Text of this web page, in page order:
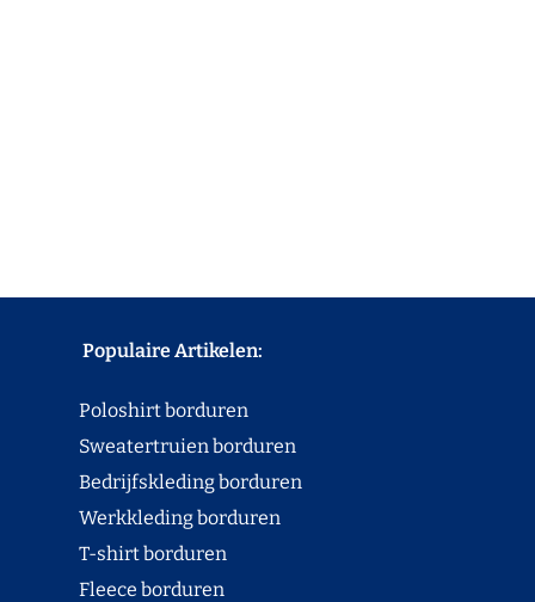
Artikelen:
borduren
borduren
borduren
borduren
shirt borduren
borduren